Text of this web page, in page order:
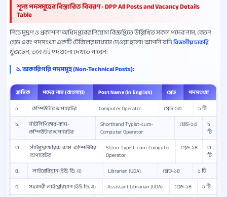
শূন্য পদসমূহের বিস্তারিত বিবরণ - DPP All Posts and Vacancy Details
Table
নিচে মুদ্রণ ও প্রকাশনা অধিদপ্তরের নিয়োগ বিজ্ঞপ্তিতে উল্লিখিত সকল পদের নাম, বেতন
গ্রেড এবং পদসংখ্যা একটি টেবিলের মাধ্যমে দেওয়া হলো। আপনি যদিবিভাগীয় চাকরি
খুঁজছেন, তবে এই পদগুলো দেখতে পারেন:
১. অকারিগরি পদসমূহ (Non-Technical Posts):
ক্রমিক পদের নাম (বাংলায়) Post Name (in English) গ্রেড
পদসংখ্যা
১.
কম্পিউটার অপারেটর Computer Operator গ্রেড-১৩
১ টি
২.
সাঁটলিপিকার-কাম-
কম্পিউটার অপারেটর
Shorthand Typist-cum-
Computer Operator
গ্রেড-১৩ ২
টি
৩.
সাঁটমুদ্রাক্ষরিক-কাম-কম্পিউটার
অপারেটর
Steno-Typist-cum-Computer
Operator
গ্রেড-১৪ ৩
টি
8.
লাইব্রেরিয়ান (ইউ, ডি, এ) Librarian (UDA) গ্রেড-১৪
১ টি
৫.
সহকারী লাইব্রেরিয়ান (ইউ, ডি, এ) Assistant Librarian (UDA) গ্রেড-১৪
১ টি